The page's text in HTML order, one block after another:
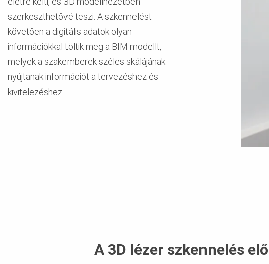
szerkeszthetővé teszi. A szkennelést
követően a digitális adatok olyan
információkkal töltik meg a BIM modellt,
melyek a szakemberek széles skálájának
nyújtanak információt a tervezéshez és
kivitelezéshez.
A 3D lézer szkennelés